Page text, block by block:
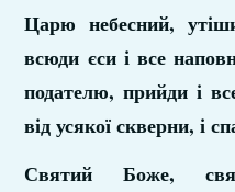
Царю небесний,
всюди єси і все
подателю, прийди і
від усякої скверни, і
Святий Боже,